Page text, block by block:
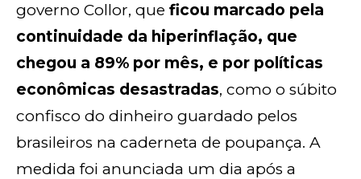
governo Collor, que ficou marcado pela
continuidade da hiperinflação, que
chegou a 89% por mês, e por políticas
econômicas desastradas, como o súbito
confisco do dinheiro guardado pelos
brasileiros na caderneta de poupança. A
medida foi anunciada um dia após a